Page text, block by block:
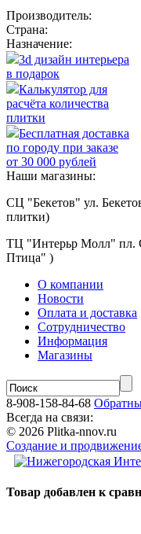
Производитель:
Страна:
Назначение:
3d дизайн интерьера
в подарок
Калькулятор для
расчёта количества
плитки
Бесплатная доставка
по городу при заказе
от 30 000 рублей
Наши магазины:
СЦ "Бекетов" ул.
плитки)
ТЦ "Интерьр Молл" пл.
Птица" )
О компании
Новости
Оплата и доставка
Сотрудничество
Информация
Магазины
8-908-158-84-68
Всегда на связи:
© 2026 Plitka-nnov.ru
Создание и
Товар добавлен к